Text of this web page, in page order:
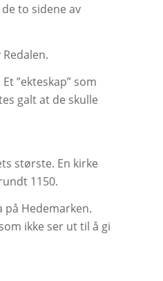
to sidene av
”ekteskap” som
galt at de skulle
største. En kirke
1150.
Hedemarken.
ikke ser ut til å gi